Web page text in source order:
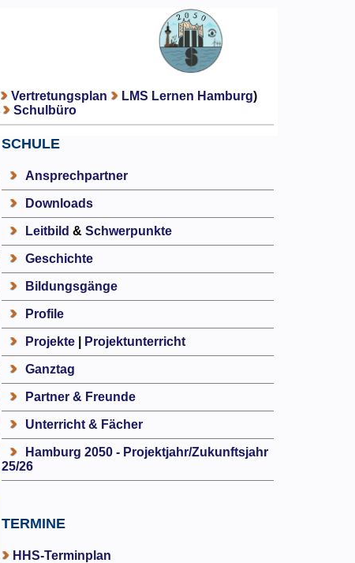
Vertretungsplan LMS Lernen Hamburg)
Schulbüro
SCHULE
Ansprechpartner
Downloads
Leitbild & Schwerpunkte
Geschichte
Bildungsgänge
Profile
Projekte| Projektunterricht
Ganztag
Partner & Freunde
Unterricht & Fächer
Hamburg 2050 - Projektjahr/Zukunftsjahr
25/26
TERMINE
HHS-Terminplan